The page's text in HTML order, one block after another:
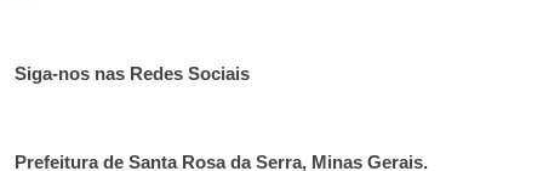
Siga-nos nas Redes Sociais
Prefeitura de Santa Rosa da Serra, Minas Gerais.